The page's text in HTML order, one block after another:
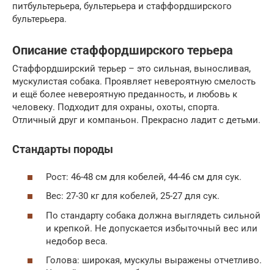
питбультерьера, бультерьера и стаффордширского
бультерьера.
Описание стаффордширского терьера
Стаффордширский терьер – это сильная, выносливая,
мускулистая собака. Проявляет невероятную смелость
и ещё более невероятную преданность, и любовь к
человеку. Подходит для охраны, охоты, спорта.
Отличный друг и компаньон. Прекрасно ладит с детьми.
Стандарты породы
Рост: 46-48 см для кобелей, 44-46 см для сук.
Вес: 27-30 кг для кобелей, 25-27 для сук.
По стандарту собака должна выглядеть сильной
и крепкой. Не допускается избыточный вес или
недобор веса.
Голова: широкая, мускулы выражены отчетливо.